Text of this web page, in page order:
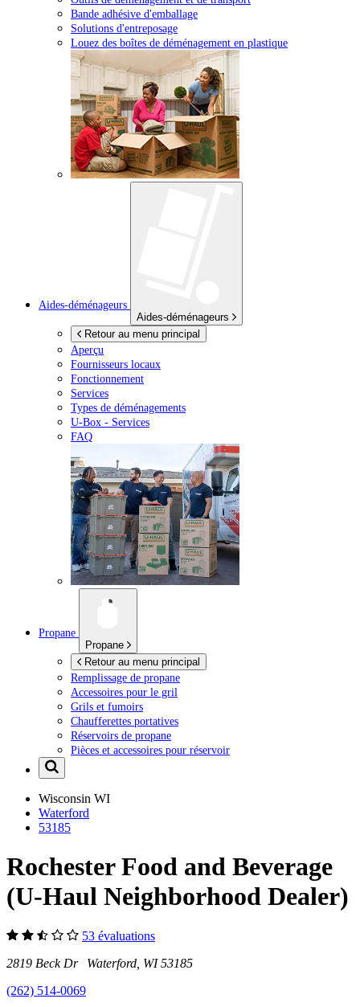
Bande adhésive d'emballage
Solutions d'entreposage
Louez des boîtes de déménagement en plastique
Aides-déménageurs
Aides-déménageurs
Retour au menu principal
Aperçu
Fournisseurs locaux
Fonctionnement
Services
Types de déménagements
U-Box - Services
FAQ
Propane
Propane
Retour au menu principal
Remplissage de propane
Accessoires pour le gril
Grils et fumoirs
Chaufferettes portatives
Réservoirs de propane
Pièces et accessoires pour réservoir
Wisconsin WI
Waterford
53185
Rochester Food and Beverage
(U-Haul Neighborhood Dealer)
53 évaluations
2819 Beck Dr Waterford, WI 53185
(262) 514-0069